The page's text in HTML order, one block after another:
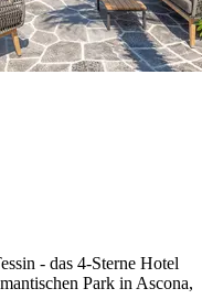
- das 4-Sterne Hotel
Park in Ascona,